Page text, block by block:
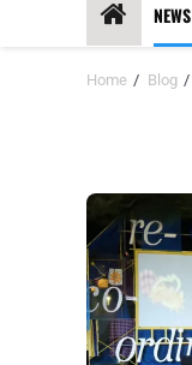
NEWS
Home Blog